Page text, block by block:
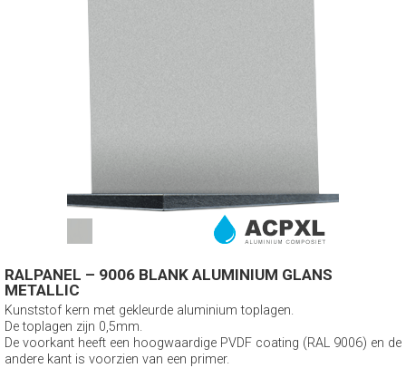
RALPANEL – 9006 BLANK ALUMINIUM GLANS
METALLIC
Kunststof kern met gekleurde aluminium toplagen.
De toplagen zijn 0,5mm.
De voorkant heeft een hoogwaardige PVDF coating (RAL 9006) en de
andere kant is voorzien van een primer.